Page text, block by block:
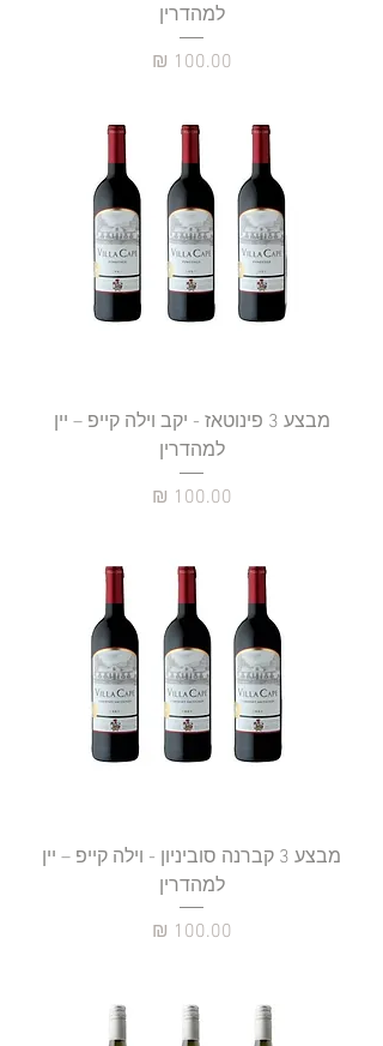
למהדרין
מחיר
מבצע 3 פינוטאז - יקב וילה קייפ – יין
למהדרין
מחיר
מבצע 3 קברנה סוביניון - וילה קייפ – יין
למהדרין
מחיר